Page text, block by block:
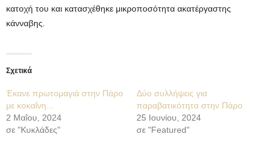
κατοχή του και κατασχέθηκε μικροποσότητα ακατέργαστης
κάνναβης.
Σχετικά
Έκανε πρωτομαγιά στην Πάρο
με κοκαΐνη…
2 Μαΐου, 2024
σε "Κυκλάδες"
Δύο συλλήψεις για
παραβατικότητα στην Πάρο
25 Ιουνίου, 2024
σε "Featured"